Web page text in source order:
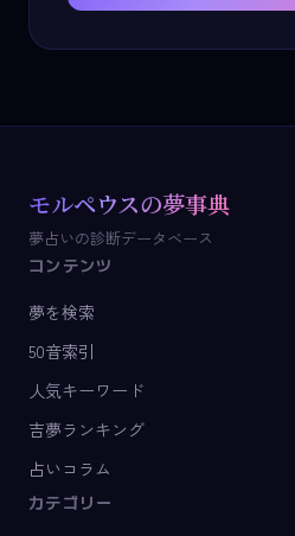
モルペウスの夢事典
夢占いの診断データベース
コンテンツ
夢を検索
50音索引
人気キーワード
吉夢ランキング
占いコラム
カテゴリー